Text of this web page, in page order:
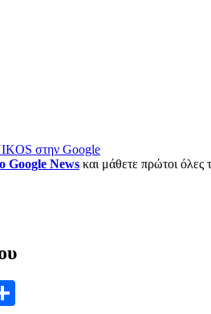
στην Google
Google News και μάθετε πρώτοι όλες